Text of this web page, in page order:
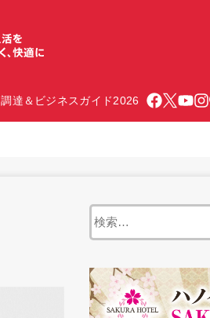
調達＆ビジネスガイド2026